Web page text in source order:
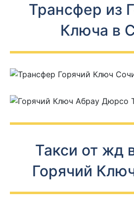
Трансфер из
Ключа в
Такси от жд
Горячий